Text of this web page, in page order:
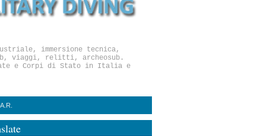
immersione tecnica,
viaggi, relitti, archeosub.
e Corpi di Stato in Italia e